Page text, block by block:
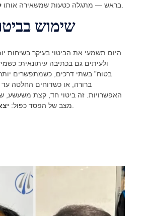
בראש — מתגלה כטעות שמשאירה אותו.
שימוש
היום תשמעי את הביטוי בעיקר בשיחות
ולעיתים גם בכתיבה עיתונאית:
בטוח” בשתי דרכים, כשמתפשרים
ברורה, או כשדוחים החלטה
האפשרויות. זה ביטוי חד, קצת
מצב של הפסד כפול: